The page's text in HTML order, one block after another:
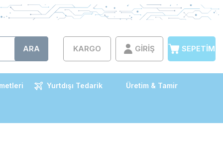
ARA KARGO GIRIŞ SEPETIM
Yurtdışı Tedarik Üretim & Tamir